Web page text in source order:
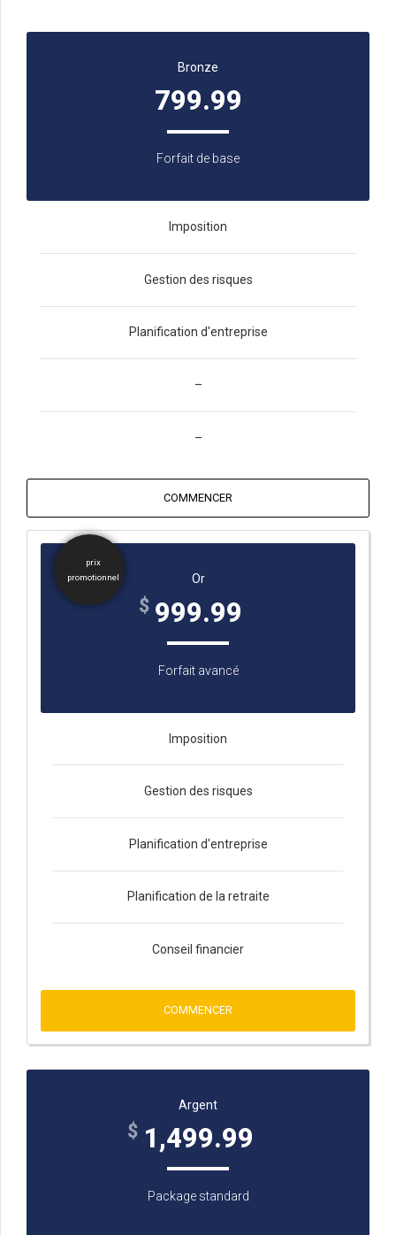
Bronze
799.99
Forfait de base
Imposition
Gestion des risques
Planification d'entreprise
–
–
COMMENCER
prix
promotionnel
Or
$ 999.99
Forfait avancé
Imposition
Gestion des risques
Planification d'entreprise
Planification de la retraite
Conseil financier
COMMENCER
Argent
$ 1,499.99
Package standard